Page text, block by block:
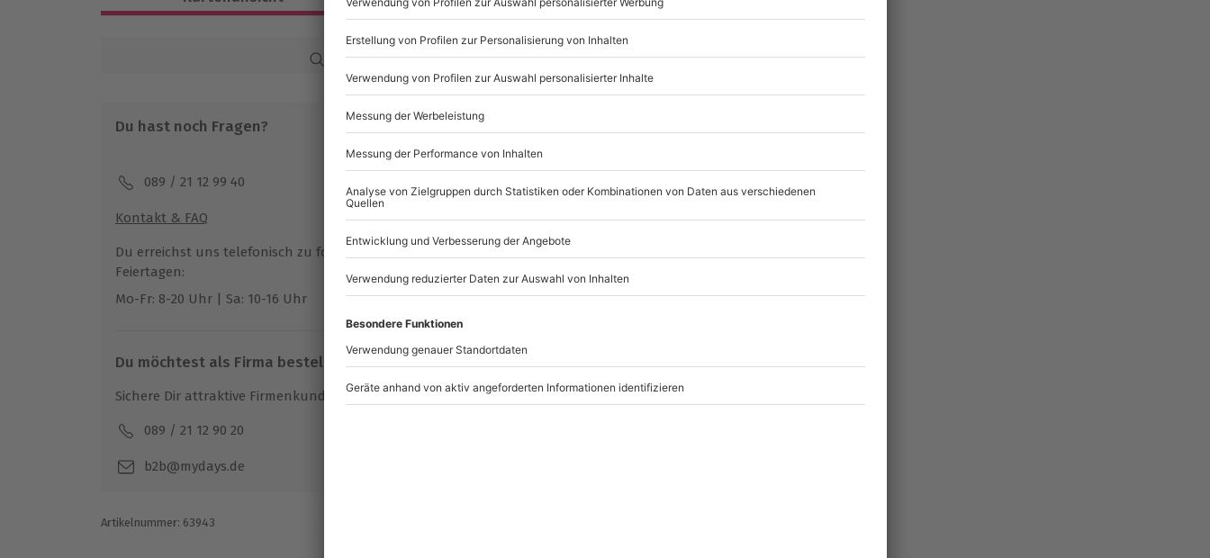
Ca. 3,5 Stunden
Ganzjährig zu bestimmten Terminen verfügbar
Teilnahmebedingungen
Teilnahme für Personen mit Handicap nach Absprache mit dem
Veranstalter möglich
Gutschein gültig für 2 Personen
Karte in Großansicht
Du hast noch Fragen?
089 / 21 12 99 40
Kontakt & FAQ
mydaysGmbH
Mühldorfstraße 8
Du erreichst uns telefonisch zu folgenden Zeiten, außer an bundesweiten
Feiertagen:
Mo-Fr: 8-20 Uhr | Sa: 10-16 Uhr
Du möchtest als Firma bestellen?
Sichere Dir attraktive Firmenkunden Vorteile.
089 / 21 12 90 20
b2b@mydays.de
Artikelnummer: 63943